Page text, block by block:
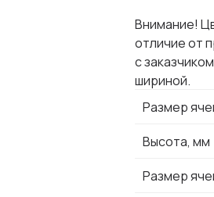
Внимание!
отличие от
с
шириной.
Размер
Высота, мм
Размер